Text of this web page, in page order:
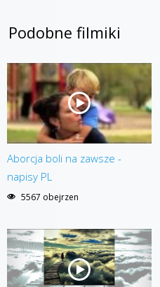
Podobne filmiki
Aborcja boli na zawsze -
napisy PL
5567 obejrzen